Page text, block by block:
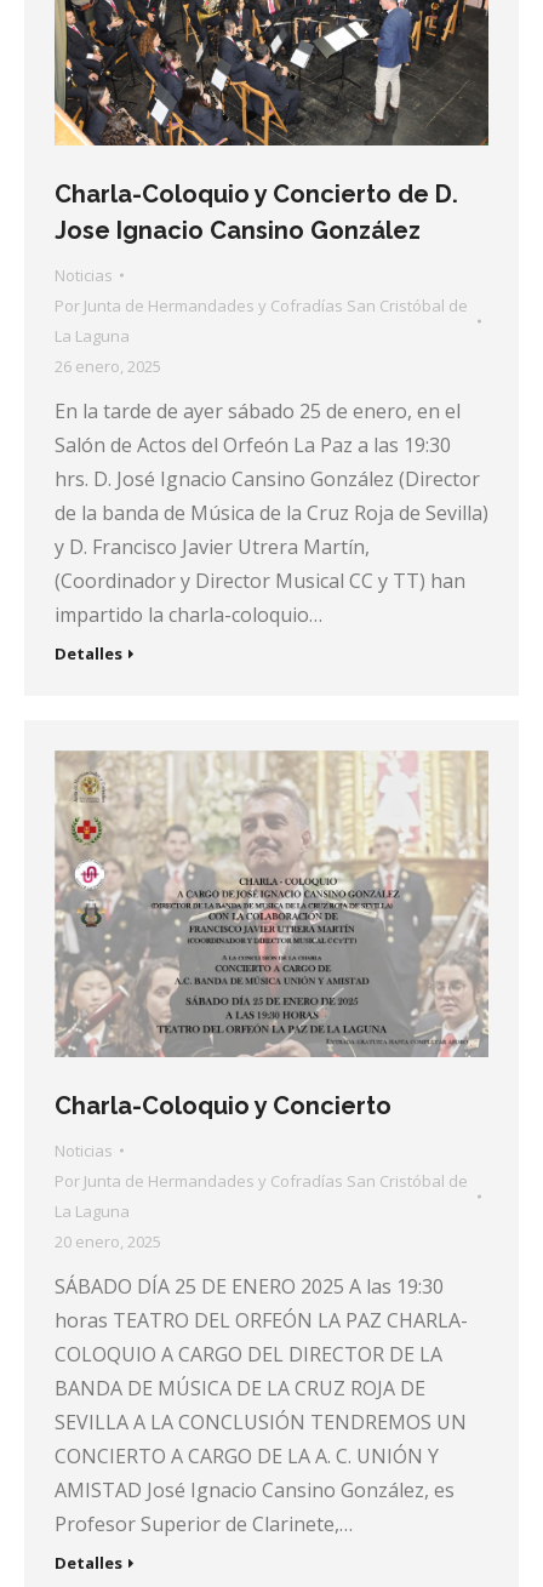
Charla-Coloquio y Concierto de D.
Jose Ignacio Cansino González
Noticias
Por Junta de Hermandades y Cofradías San Cristóbal de
La Laguna
26 enero, 2025
En la tarde de ayer sábado 25 de enero, en el
Salón de Actos del Orfeón La Paz a las 19:30
hrs. D. José Ignacio Cansino González (Director
de la banda de Música de la Cruz Roja de Sevilla)
y D. Francisco Javier Utrera Martín,
(Coordinador y Director Musical CC y TT) han
impartido la charla-coloquio…
Detalles
Charla-Coloquio y Concierto
Noticias
Por Junta de Hermandades y Cofradías San Cristóbal de
La Laguna
20 enero, 2025
SÁBADO DÍA 25 DE ENERO 2025 A las 19:30
horas TEATRO DEL ORFEÓN LA PAZ CHARLA-
COLOQUIO A CARGO DEL DIRECTOR DE LA
BANDA DE MÚSICA DE LA CRUZ ROJA DE
SEVILLA A LA CONCLUSIÓN TENDREMOS UN
CONCIERTO A CARGO DE LA A. C. UNIÓN Y
AMISTAD José Ignacio Cansino González, es
Profesor Superior de Clarinete,…
Detalles